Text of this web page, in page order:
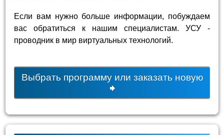
Если вам нужно больше информации, побуждаем
вас обратиться к нашим специалистам. УСУ -
проводник в мир виртуальных технологий.
Выбрать программу или заказать новую